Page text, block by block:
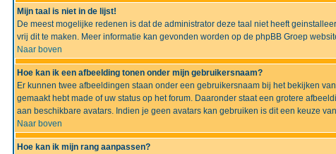
Mijn taal is niet in de lijst!
De meest mogelijke redenen is dat de administrator deze taal niet heeft
vrij dit te maken. Meer informatie kan gevonden worden op de phpBB Groep
Naar boven
Hoe kan ik een afbeelding tonen onder mijn gebruikersnaam?
Er kunnen twee afbeeldingen staan onder een gebruikersnaam bij het bekijken
gemaakt hebt made of uw status op het forum. Daaronder staat een grotere
aan beschikbare avatars. Indien je geen avatars kan gebruiken is dit een keuze
Naar boven
Hoe kan ik mijn rang aanpassen?